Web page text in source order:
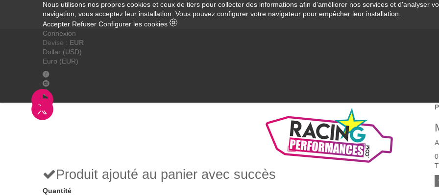
Nous utilisons nos propres cookies et ceux de tiers pour collecter des informations afin d'améliorer nos services et d'analyser
navigation, vous acceptez leur installation. Vous pouvez configurer votre navigateur pour empêcher leur installation.
Accepter Refuser Configurer les cookies
Connexion
Devise : EUR
Dollar (USD)
Euro (EUR)
Produit ajouté au panier avec succès
Quantité